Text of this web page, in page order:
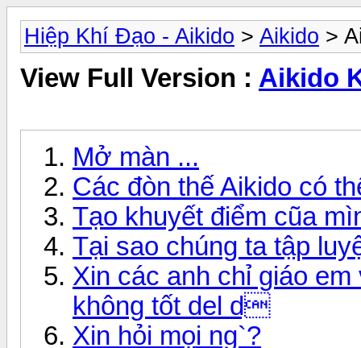
Hiệp Khí Đạo - Aikido > Aikido >
View Full Version : Aikido
Mở màn ...
Các đòn thế Aikido có
Tạo khuyết điểm cũa
Tại sao chúng ta tập
Xin các anh chỉ giáo
không tốt del d
Xin hỏi mọi ng`?